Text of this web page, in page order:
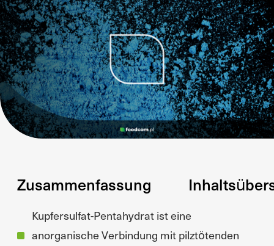
Zusammenfassung
Kupfersulfat-Pentahydrat ist eine
anorganische Verbindung mit pilztötenden